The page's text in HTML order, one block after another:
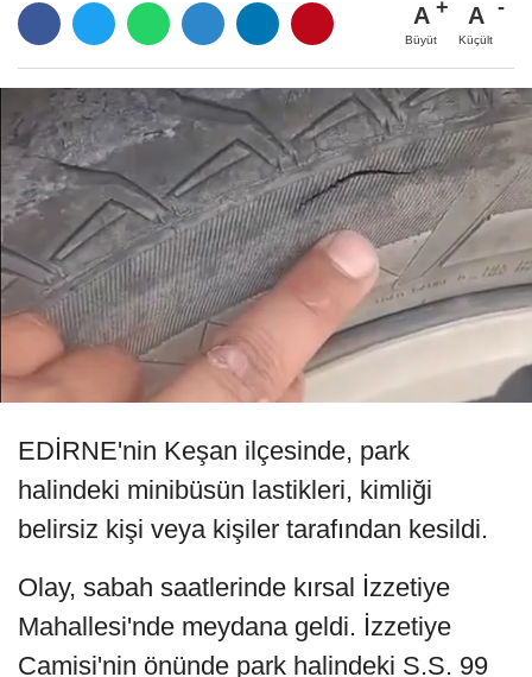
A
Büyüt
A
Küçült
EDİRNE'nin Keşan ilçesinde, park
halindeki minibüsün lastikleri, kimliği
belirsiz kişi veya kişiler tarafından kesildi.
Olay, sabah saatlerinde kırsal İzzetiye
Mahallesi'nde meydana geldi. İzzetiye
Camisi'nin önünde park halindeki S.S. 99